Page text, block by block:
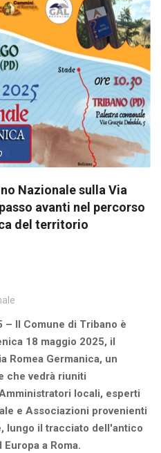
Nazionale sulla Via
avanti nel percorso
del territorio
– Il Comune di Tribano è
18 maggio 2025, il
Romea Germanica, un
che vedrà riuniti
locali, esperti
e Associazioni provenienti
lungo il tracciato dell'antico
a Roma.